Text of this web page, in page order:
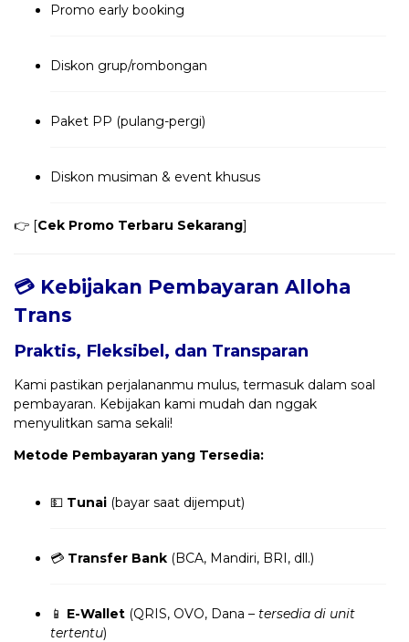
Promo early booking
Diskon grup/rombongan
Paket PP (pulang-pergi)
Diskon musiman & event khusus
👉 [Cek Promo Terbaru Sekarang]
💳 Kebijakan Pembayaran Alloha
Trans
Praktis, Fleksibel, dan Transparan
Kami pastikan perjalananmu mulus, termasuk dalam soal
pembayaran. Kebijakan kami mudah dan nggak
menyulitkan sama sekali!
Metode Pembayaran yang Tersedia:
💵 Tunai (bayar saat dijemput)
💳 Transfer Bank (BCA, Mandiri, BRI, dll.)
📱 E-Wallet (QRIS, OVO, Dana – tersedia di unit
tertentu)